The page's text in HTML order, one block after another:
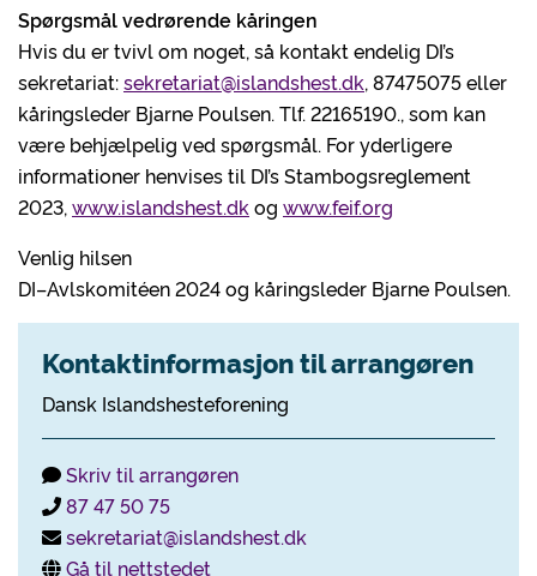
Spørgsmål vedrørende kåringen
Hvis du er tvivl om noget, så kontakt endelig DI’s
sekretariat:sekretariat@islandshest.dk, 87475075 eller
kåringsleder Bjarne Poulsen. Tlf. 22165190., som kan
være behjælpelig ved spørgsmål. For yderligere
informationer henvises til DI’s Stambogsreglement
2023,www.islandshest.dk og www.feif.org
Venlig hilsen
DI–Avlskomitéen 2024 og kåringsleder Bjarne Poulsen.
Kontaktinformasjon til arrangøren
Dansk Islandshesteforening
Skriv til arrangøren
87 47 50 75
sekretariat@islandshest.dk
Gå til nettstedet